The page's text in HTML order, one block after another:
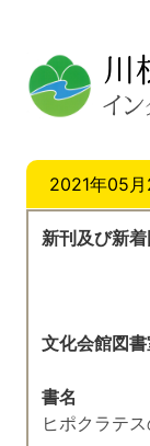
2021年05
新刊及び新
文化会館図
書名
ヒポクラテ